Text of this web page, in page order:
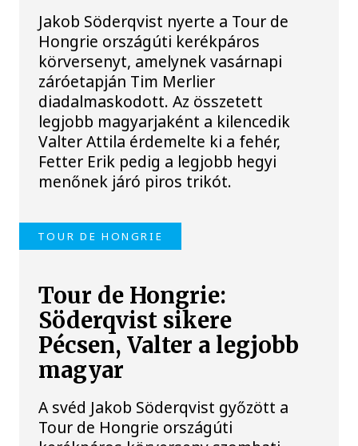
Jakob Söderqvist nyerte a Tour de
Hongrie országúti kerékpáros
körversenyt, amelynek vasárnapi
záróetapján Tim Merlier
diadalmaskodott. Az összetett
legjobb magyarjaként a kilencedik
Valter Attila érdemelte ki a fehér,
Fetter Erik pedig a legjobb hegyi
menőnek járó piros trikót.
TOUR DE HONGRIE
Tour de Hongrie:
Söderqvist sikere
Pécsen, Valter a legjobb
magyar
A svéd Jakob Söderqvist győzött a
Tour de Hongrie országúti